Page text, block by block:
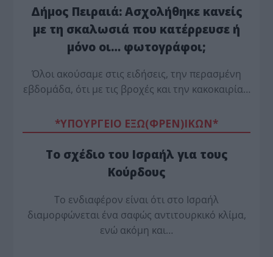
Δήμος Πειραιά: Ασχολήθηκε κανείς
με τη σκαλωσιά που κατέρρευσε ή
μόνο οι… φωτογράφοι;
Όλοι ακούσαμε στις ειδήσεις, την περασμένη
εβδομάδα, ότι με τις βροχές και την κακοκαιρία…
*ΥΠΟΥΡΓΕΙΟ ΕΞΩ(ΦΡΕΝ)ΙΚΩΝ*
Το σχέδιο του Ισραήλ για τους
Κούρδους
Το ενδιαφέρον είναι ότι στο Ισραήλ
διαμορφώνεται ένα σαφώς αντιτουρκικό κλίμα,
ενώ ακόμη και…